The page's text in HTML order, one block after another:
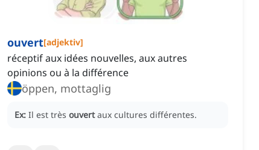
ouvert[adjektiv]
réceptif aux idées nouvelles, aux autres
opinions ou à la différence
öppen, mottaglig
Ex: Il est très ouvert aux cultures différentes.